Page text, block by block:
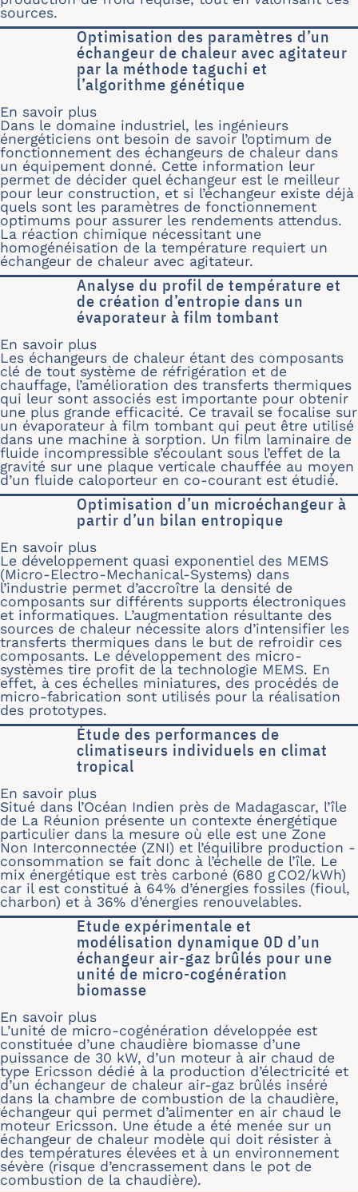
sources.
Optimisation des paramètres d’un
échangeur de chaleur avec agitateur
par la méthode taguchi et
l’algorithme génétique
En savoir plus
Dans le domaine industriel, les ingénieurs
énergéticiens ont besoin de savoir l’optimum de
fonctionnement des échangeurs de chaleur dans
un équipement donné. Cette information leur
permet de décider quel échangeur est le meilleur
pour leur construction, et si l’échangeur existe déjà
quels sont les paramètres de fonctionnement
optimums pour assurer les rendements attendus.
La réaction chimique nécessitant une
homogénéisation de la température requiert un
échangeur de chaleur avec agitateur.
Analyse du profil de température et
de création d’entropie dans un
évaporateur à film tombant
En savoir plus
Les échangeurs de chaleur étant des composants
clé de tout système de réfrigération et de
chauffage, l’amélioration des transferts thermiques
qui leur sont associés est importante pour obtenir
une plus grande efficacité. Ce travail se focalise sur
un évaporateur à film tombant qui peut être utilisé
dans une machine à sorption. Un film laminaire de
fluide incompressible s’écoulant sous l’effet de la
gravité sur une plaque verticale chauffée au moyen
d’un fluide caloporteur en co-courant est étudié.
Optimisation d’un microéchangeur à
partir d’un bilan entropique
En savoir plus
Le développement quasi exponentiel des MEMS
(Micro-Electro-Mechanical-Systems) dans
l’industrie permet d’accroître la densité de
composants sur différents supports électroniques
et informatiques. L’augmentation résultante des
sources de chaleur nécessite alors d’intensifier les
transferts thermiques dans le but de refroidir ces
composants. Le développement des micro-
systèmes tire profit de la technologie MEMS. En
effet, à ces échelles miniatures, des procédés de
micro-fabrication sont utilisés pour la réalisation
des prototypes.
Étude des performances de
climatiseurs individuels en climat
tropical
En savoir plus
Situé dans l’Océan Indien près de Madagascar, l’île
de La Réunion présente un contexte énergétique
particulier dans la mesure où elle est une Zone
Non Interconnectée (ZNI) et l’équilibre production -
consommation se fait donc à l’échelle de l’île. Le
mix énergétique est très carboné (680 g CO2/kWh)
car il est constitué à 64% d’énergies fossiles (fioul,
charbon) et à 36% d’énergies renouvelables.
Etude expérimentale et
modélisation dynamique 0D d’un
échangeur air-gaz brûlés pour une
unité de micro-cogénération
biomasse
En savoir plus
L’unité de micro-cogénération développée est
constituée d’une chaudière biomasse d’une
puissance de 30 kW, d’un moteur à air chaud de
type Ericsson dédié à la production d’électricité et
d’un échangeur de chaleur air-gaz brûlés inséré
dans la chambre de combustion de la chaudière,
échangeur qui permet d’alimenter en air chaud le
moteur Ericsson. Une étude a été menée sur un
échangeur de chaleur modèle qui doit résister à
des températures élevées et à un environnement
sévère (risque d’encrassement dans le pot de
combustion de la chaudière).